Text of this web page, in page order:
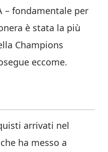
– fondamentale per
è stata la più
Champions
eccome.
arrivati nel
ha messo a